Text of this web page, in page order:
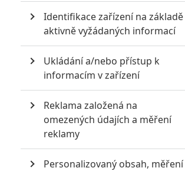
Ashley Judd
Jeffrey Donovan
Zobrazit další aktéry filmu
Identifikace zařízení na základě
aktivně vyžádaných informací
Ukládání a/nebo přístup k
informacím v zařízení
Reklama založená na
omezených údajích a měření
reklamy
Personalizovaný obsah, měření